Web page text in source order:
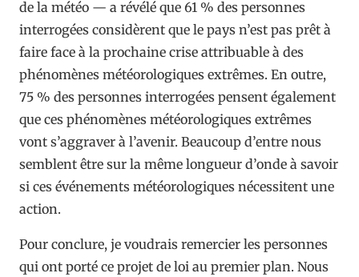
de la météo — a révélé que 61 % des personnes
interrogées considèrent que le pays n’est pas prêt à
faire face à la prochaine crise attribuable à des
phénomènes météorologiques extrêmes. En outre,
75 % des personnes interrogées pensent également
que ces phénomènes météorologiques extrêmes
vont s’aggraver à l’avenir. Beaucoup d’entre nous
semblent être sur la même longueur d’onde à savoir
si ces événements météorologiques nécessitent une
action.
Pour conclure, je voudrais remercier les personnes
qui ont porté ce projet de loi au premier plan. Nous